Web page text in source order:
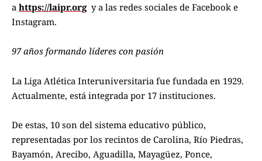
a https://laipr.orgy a las redes sociales de Facebook e
Instagram.
97 años formando líderes con pasión
La Liga Atlética Interuniversitaria fue fundada en 1929.
Actualmente, está integrada por 17 instituciones.
De estas, 10 son del sistema educativo público,
representadas por los recintos de Carolina, Río Piedras,
Bayamón, Arecibo, Aguadilla, Mayagüez, Ponce,